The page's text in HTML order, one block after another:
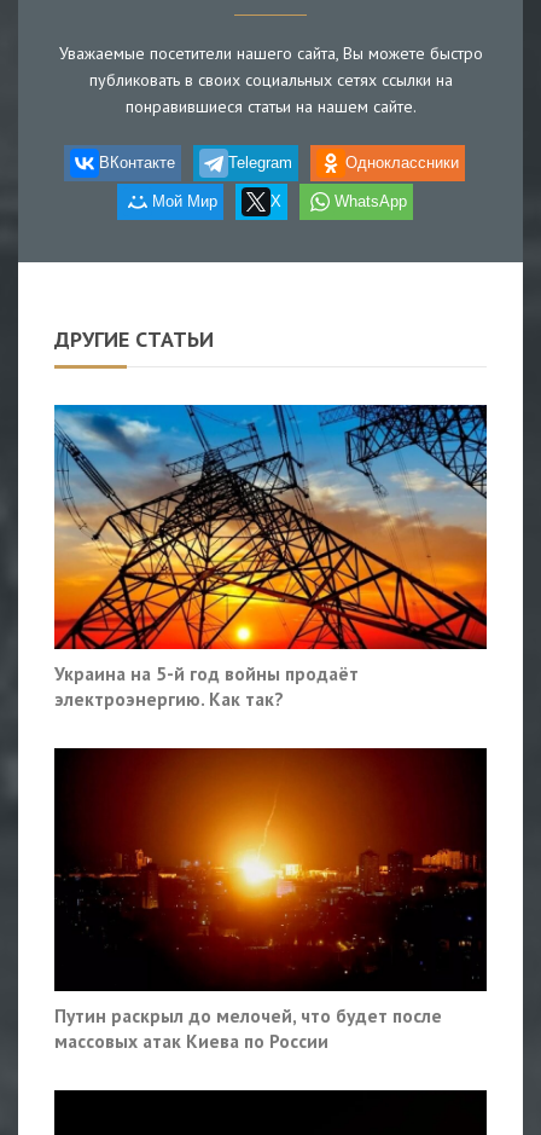
Уважаемые посетители нашего сайта, Вы можете быстро
публиковать в своих социальных сетях ссылки на
понравившиеся статьи на нашем сайте.
ВКонтакте Telegram Одноклассники
Мой Мир X WhatsApp
ДРУГИЕ СТАТЬИ
Украина на 5-й год войны продаёт
электроэнергию. Как так?
Путин раскрыл до мелочей, что будет после
массовых атак Киева по России